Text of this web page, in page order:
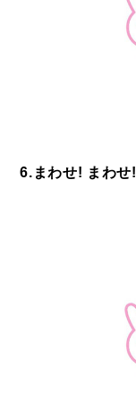
6.まわせ! まわせ!